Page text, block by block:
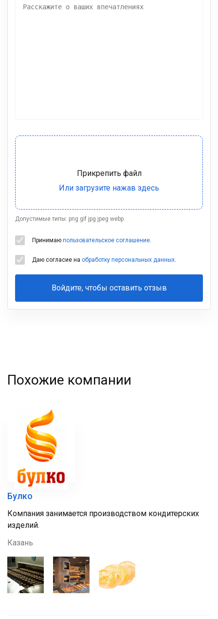
Допустимые типы: png gif jpg jpeg webp.
Принимаю пользовательское соглашение.
Даю согласие на обработку персональных данных.
Войдите, чтобы оставить отзыв
Ваша
Похожие компании
Булко
Компания занимается производством кондитерских
изделий.
Казань